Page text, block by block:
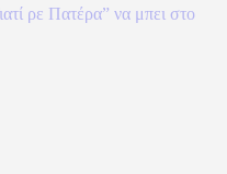
ρε Πατέρα” να μπει στο